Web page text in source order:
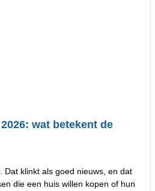
wat betekent de
Dat klinkt als goed nieuws, en dat
die een huis willen kopen of hun